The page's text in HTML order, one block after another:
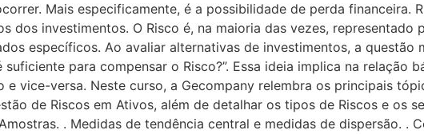
Mais especificamente, é a possibilidade de perda financeira.
dos investimentos. O Risco é, na maioria das vezes,
específicos. Ao avaliar alternativas de investimentos, a questão
suficiente para compensar o Risco?”. Essa ideia implica na
e vice-versa. Neste curso, a Gecompany relembra os principais
de Riscos em Ativos, além de detalhar os tipos de Riscos e os
. Medidas de tendência central e medidas de dispersão. .